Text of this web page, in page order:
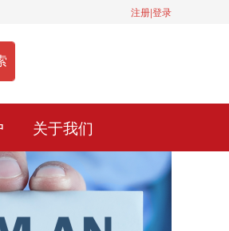
注册|登录
热线：400-0900-836
关于我们